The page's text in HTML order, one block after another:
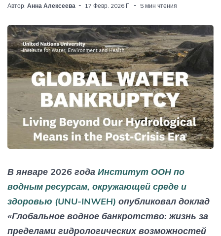
Автор: Анна Алексеева 17 Февр. 2026 Г. 5 мин чтения
В январе 2026 года Институт ООН по
водным ресурсам, окружающей среде и
здоровью (UNU-INWEH) опубликовал доклад
«Глобальное водное банкротство: жизнь за
пределами гидрологических возможностей